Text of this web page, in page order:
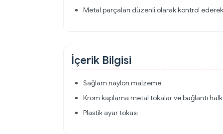
Metal parçaları düzenli olarak kontrol
İçerik Bilgisi
Sağlam naylon malzeme
Krom kaplama metal tokalar ve bağlantı
Plastik ayar tokası